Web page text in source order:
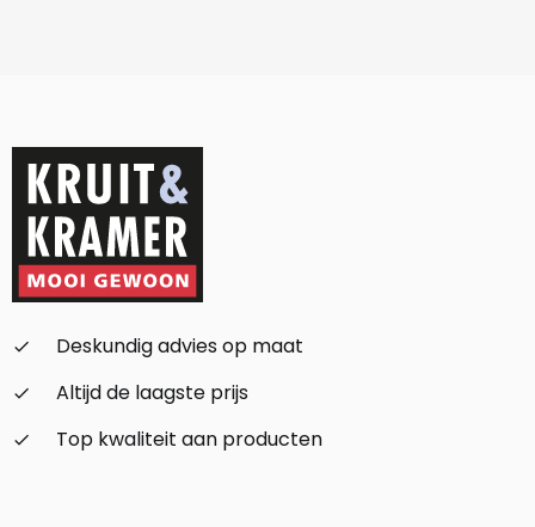
check_small
Deskundig advies op maat
check_small
Altijd de laagste prijs
check_small
Top kwaliteit aan producten